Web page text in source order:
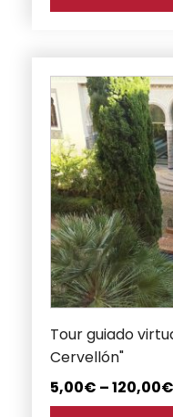
Tour guiado
Cervellón"
5,00€ –120,00€
Este
producto
tiene
múltiples
variantes.
Las
opciones
se
pueden
elegir
en
la
página
de
producto